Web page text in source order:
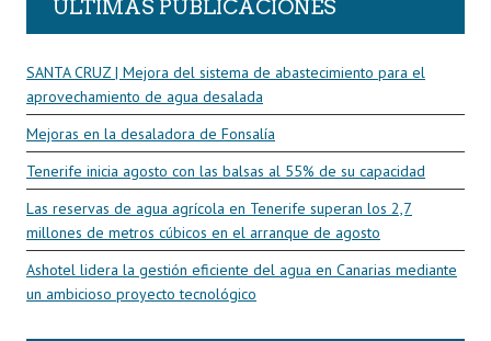
ÚLTIMAS PUBLICACIONES
SANTA CRUZ | Mejora del sistema de abastecimiento para el
aprovechamiento de agua desalada
Mejoras en la desaladora de Fonsalía
Tenerife inicia agosto con las balsas al 55% de su capacidad
Las reservas de agua agrícola en Tenerife superan los 2,7
millones de metros cúbicos en el arranque de agosto
Ashotel lidera la gestión eficiente del agua en Canarias mediante
un ambicioso proyecto tecnológico